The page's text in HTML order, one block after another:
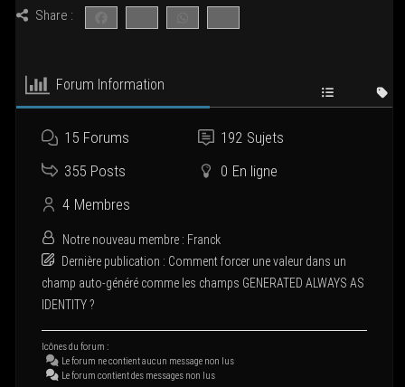
Share :
Forum Infor­ma­tion
15 Forums 192 Sujets
355 Posts 0 En ligne
4 Membres
Notre nou­veau membre : Franck
Der­nière publi­ca­tion : Com­ment for­cer une valeur dans un
champ auto-géné­ré comme les champs GENERATED ALWAYS AS
IDENTITY ?
Icônes du forum :
Le forum ne contient aucun mes­sage non lus
Le forum contient des mes­sages non lus